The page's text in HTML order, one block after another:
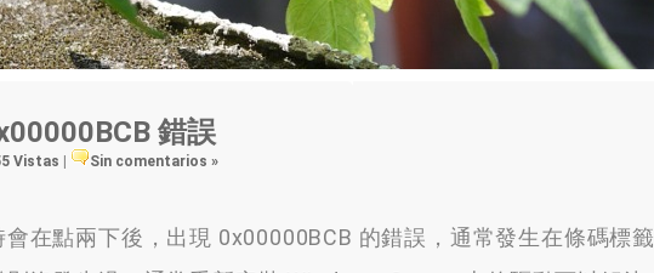
錯誤
Vistas Sin comentarios »
會在點兩下後 ， 出現 0x00000BCB 的錯誤 ， 通常發生在條碼標籤